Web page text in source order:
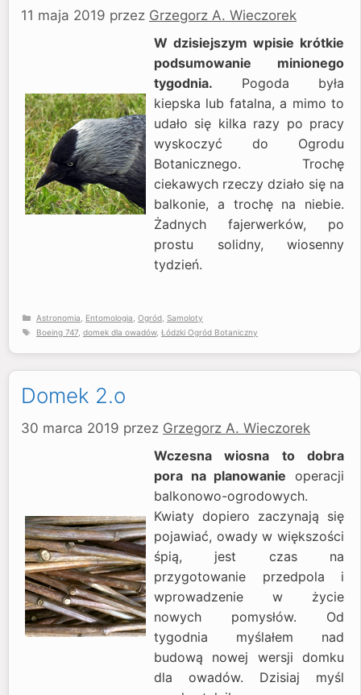
11 maja 2019 przez Grzegorz A. Wieczorek
W dzisiejszym wpisie krótkie
podsumowanie minionego
tygodnia. Pogoda była
kiepska lub fatalna, a mimo to
udało się kilka razy po pracy
wyskoczyć do Ogrodu
Botanicznego. Trochę
ciekawych rzeczy działo się na
balkonie, a trochę na niebie.
Żadnych fajerwerków, po
prostu solidny, wiosenny
tydzień.
Kategorie
Astronomia Entomologia Ogród Samoloty
Tagi
Boeing 747 domek dla owadów, Łódzki Ogród Botaniczny
Domek 2.o
30 marca 2019 przez Grzegorz A. Wieczorek
Wczesna wiosna to dobra
pora na planowanie operacji
balkonowo-ogrodowych.
Kwiaty dopiero zaczynają się
pojawiać, owady w większości
śpią, jest czas na
przygotowanie przedpola i
wprowadzenie w życie
nowych pomysłów. Od
tygodnia myślałem nad
budową nowej wersji domku
dla owadów. Dzisiaj myśl